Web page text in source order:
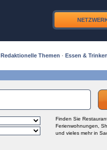
Redaktionelle Themen · Essen &
Finden Sie
Ferienwohnungen,
und vieles mehr in